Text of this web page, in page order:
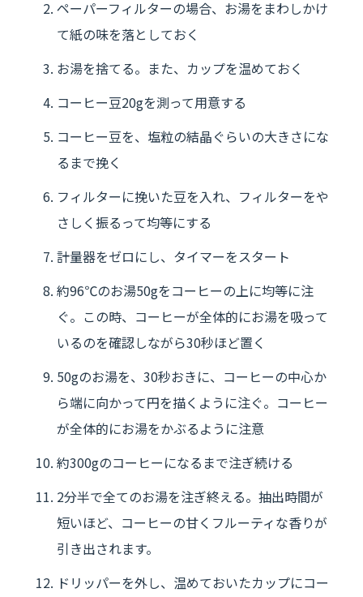
ペーパーフィルターの場合、お湯をまわしかけ
て紙の味を落としておく
お湯を捨てる。また、カップを温めておく
コーヒー豆20gを測って用意する
コーヒー豆を、塩粒の結晶ぐらいの大きさにな
るまで挽く
フィルターに挽いた豆を入れ、フィルターをや
さしく振るって均等にする
計量器をゼロにし、タイマーをスタート
約96℃のお湯50gをコーヒーの上に均等に注
ぐ。この時、コーヒーが全体的にお湯を吸って
いるのを確認しながら30秒ほど置く
50gのお湯を、30秒おきに、コーヒーの中心か
ら端に向かって円を描くように注ぐ。コーヒー
が全体的にお湯をかぶるように注意
約300gのコーヒーになるまで注ぎ続ける
2分半で全てのお湯を注ぎ終える。抽出時間が
短いほど、コーヒーの甘くフルーティな香りが
引き出されます。
ドリッパーを外し、温めておいたカップにコー